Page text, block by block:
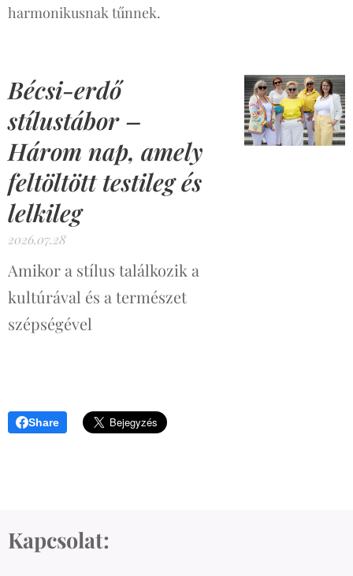
harmonikusnak tűnnek.
Bécsi-erdő
stílustábor –
Három nap, amely
feltöltött testileg és
lelkileg
2026.07.28
Amikor a stílus találkozik a
kultúrával és a természet
szépségével
Share
Kapcsolat: